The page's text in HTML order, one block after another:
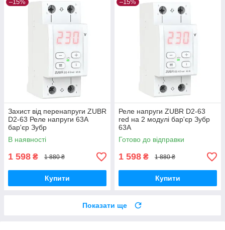
–15%
Захист від перенапруги ZUBR
D2-63 Реле напруги 63А
бар'єр Зубр
В наявності
1 598 ₴ 1 880 ₴
Купити
–15%
Реле напруги ZUBR D2-63
red на 2 модулі бар'єр Зубр
63А
Готово до відправки
1 598 ₴ 1 880 ₴
Купити
Показати ще